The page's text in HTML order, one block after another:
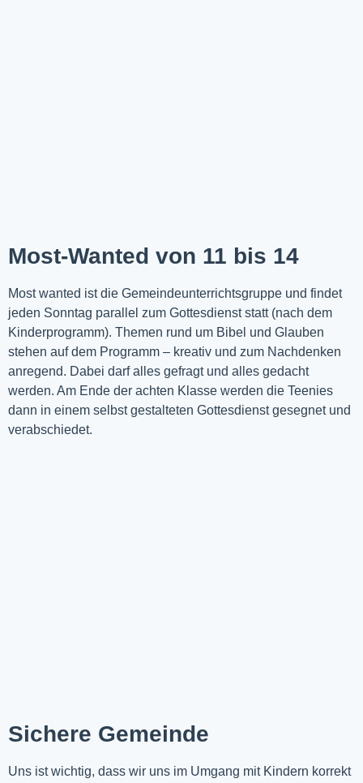
Most-Wanted von 11 bis 14
Most wanted ist die Gemeindeunterrichtsgruppe und findet
jeden Sonntag parallel zum Gottesdienst statt (nach dem
Kinderprogramm). Themen rund um Bibel und Glauben
stehen auf dem Programm – kreativ und zum Nachdenken
anregend. Dabei darf alles gefragt und alles gedacht
werden. Am Ende der achten Klasse werden die Teenies
dann in einem selbst gestalteten Gottesdienst gesegnet und
verabschiedet.
Sichere Gemeinde
Uns ist wichtig, dass wir uns im Umgang mit Kindern korrekt